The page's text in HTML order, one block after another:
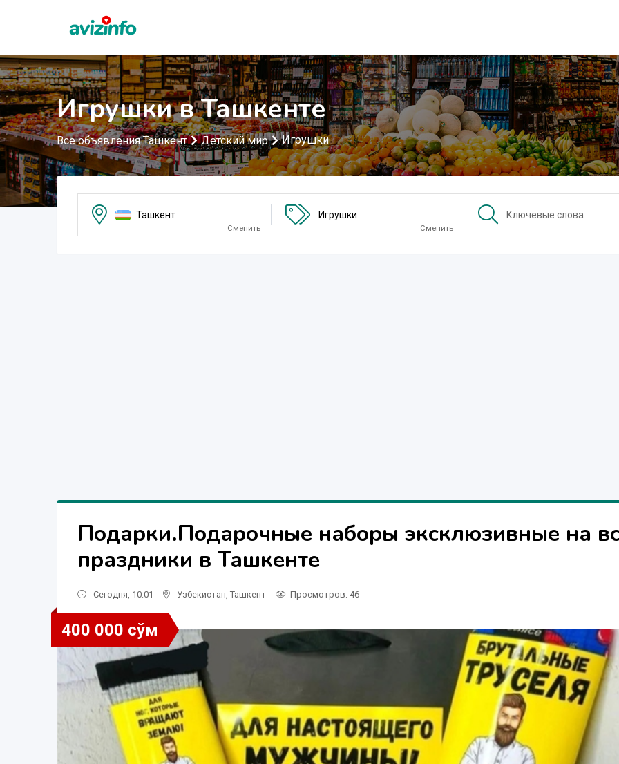
Игрушки в Ташкенте
Все объявления Ташкент Детский мир Игрушки
Ташкент
Сменить
Игрушки
Сменить
Подарки.Подарочные наборы эксклюзивные на
праздники в Ташкенте
Сегодня, 10:01 Узбекистан Ташкент Просмотров: 46
400 000 сўм